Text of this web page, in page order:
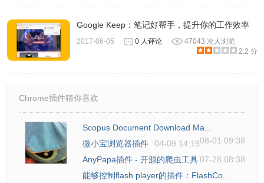
Google Keep：笔记好帮手，提升你的工作效率
2017-06-05 0 人评论
47043 次人浏览
2.2 分
Chrome插件猜你喜欢
Scopus Document Download Ma...
08-01 09:38
微小宝浏览器插件
04-09 14:19
AnyPapa插件 - 开源的爬虫工具07-28 08:38
能够控制flash player的插件：FlashCo...